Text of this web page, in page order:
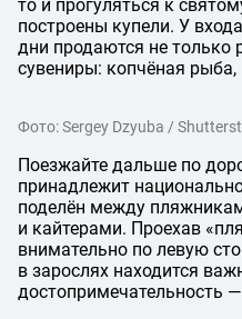
то и прогуляться к
построены купели. У
дни продаются не только
сувениры: копчёная
Фото: Sergey Dzyuba /
Поезжайте дальше по
принадлежит
поделён между
и кайтерами. Проехав
внимательно по левую
в зарослях находится
достопримечательность